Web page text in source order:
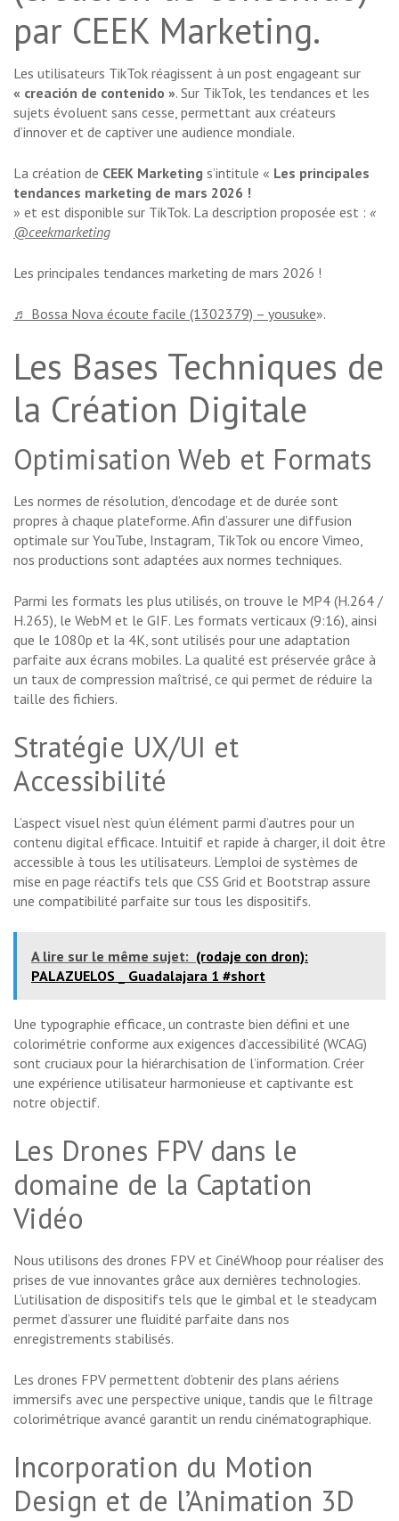
par CEEK Marketing.
Les utilisateurs TikTok réagissent à un post engageant sur
« creación de contenido ». Sur TikTok, les tendances et les
sujets évoluent sans cesse, permettant aux créateurs
d’innover et de captiver une audience mondiale.
La création de CEEK Marketing s’intitule « Les principales
tendances marketing de mars 2026 !
» et est disponible sur TikTok. La description proposée est : «
@ceekmarketing
Les principales tendances marketing de mars 2026 !
♬ Bossa Nova écoute facile (1302379) – yousuke».
Les Bases Techniques de
la Création Digitale
Optimisation Web et Formats
Les normes de résolution, d’encodage et de durée sont
propres à chaque plateforme. Afin d’assurer une diffusion
optimale sur YouTube, Instagram, TikTok ou encore Vimeo,
nos productions sont adaptées aux normes techniques.
Parmi les formats les plus utilisés, on trouve le MP4 (H.264 /
H.265), le WebM et le GIF. Les formats verticaux (9:16), ainsi
que le 1080p et la 4K, sont utilisés pour une adaptation
parfaite aux écrans mobiles. La qualité est préservée grâce à
un taux de compression maîtrisé, ce qui permet de réduire la
taille des fichiers.
Stratégie UX/UI et
Accessibilité
L’aspect visuel n’est qu’un élément parmi d’autres pour un
contenu digital efficace. Intuitif et rapide à charger, il doit être
accessible à tous les utilisateurs. L’emploi de systèmes de
mise en page réactifs tels que CSS Grid et Bootstrap assure
une compatibilité parfaite sur tous les dispositifs.
A lire sur le même sujet: (rodaje con dron):
PALAZUELOS _ Guadalajara 1 #short
Une typographie efficace, un contraste bien défini et une
colorimétrie conforme aux exigences d’accessibilité (WCAG)
sont cruciaux pour la hiérarchisation de l’information. Créer
une expérience utilisateur harmonieuse et captivante est
notre objectif.
Les Drones FPV dans le
domaine de la Captation
Vidéo
Nous utilisons des drones FPV et CinéWhoop pour réaliser des
prises de vue innovantes grâce aux dernières technologies.
L’utilisation de dispositifs tels que le gimbal et le steadycam
permet d’assurer une fluidité parfaite dans nos
enregistrements stabilisés.
Les drones FPV permettent d’obtenir des plans aériens
immersifs avec une perspective unique, tandis que le filtrage
colorimétrique avancé garantit un rendu cinématographique.
Incorporation du Motion
Design et de l’Animation 3D